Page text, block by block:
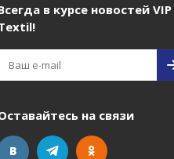
в курсе новостей VIP
на связи